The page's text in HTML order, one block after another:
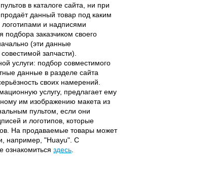
в каталоге сайта, ни при
продаёт данный товар под каким
и надписями
подбора заказчиком своего
(эти данные
запчасти).
услуги: подбор совместимого
данные в разделе сайта
своих намерений.
услугу, предлагает ему
им изображению макета из
пультом, если они
и логотипов, которые
На продаваемые товары может
например, "Huayu". С
ознакомиться здесь